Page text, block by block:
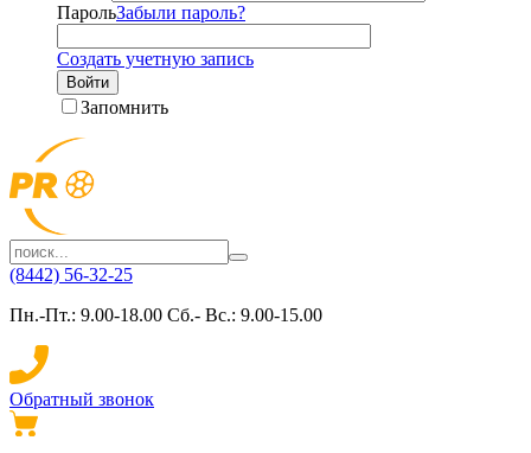
ПарольЗабыли пароль?
Создать учетную запись
Войти
Запомнить
(8442) 56-32-25
Пн.-Пт.: 9.00-18.00 Сб.- Вс.: 9.00-15.00
Обратный звонок